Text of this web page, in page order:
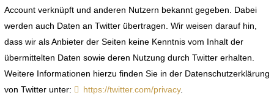
Account verknüpft und anderen Nutzern bekannt gegeben. Dabei
werden auch Daten an Twitter übertragen. Wir weisen darauf hin,
dass wir als Anbieter der Seiten keine Kenntnis vom Inhalt der
übermittelten Daten sowie deren Nutzung durch Twitter erhalten.
Weitere Informationen hierzu finden Sie in der Datenschutzerklärung
von Twitter unter:
https://twitter.com/privacy.